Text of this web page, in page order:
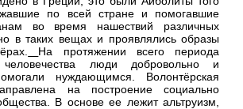
по всей стране и помогавшие
во время нашествий различных
в таких вещах и проявлялись образы
На протяжении всего периода
человечества люди добровольно и
нуждающимся. Волонтёрская
на построение социально
В основе ее лежит альтруизм,